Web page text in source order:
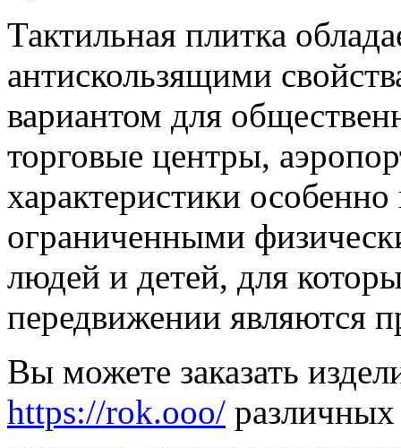
Тактильная плитка
антискользящими
вариантом для
торговые центры,
характеристики
ограниченными
людей и детей, для
передвижении являются
Вы можете заказать
https://rok.ooo/